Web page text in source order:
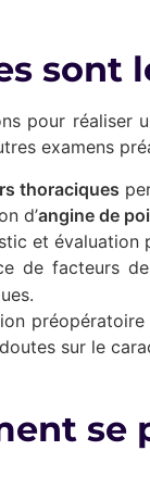
sont
pour réaliser
examens
thoraciques
d’angine de
et évaluation
de facteurs
sur le
se